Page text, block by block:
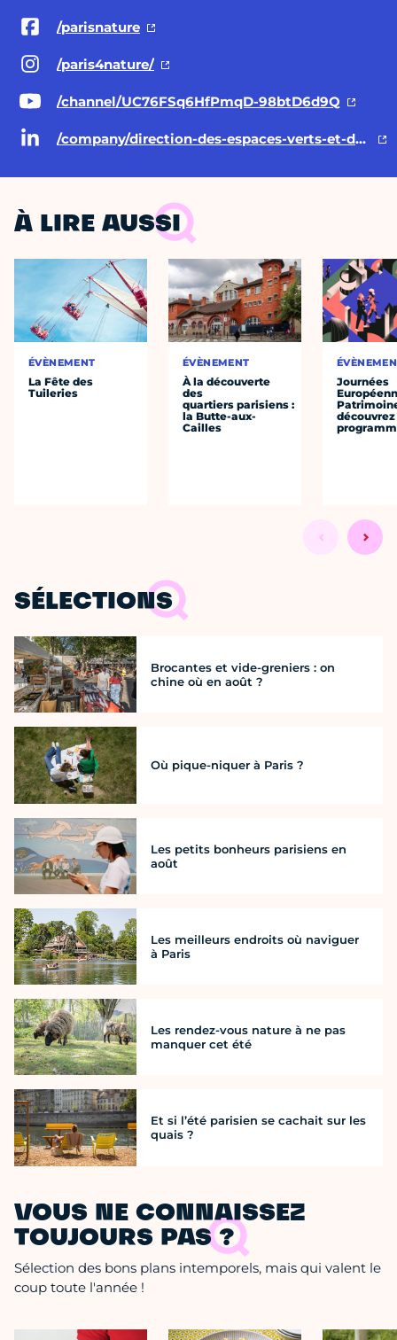
/parisnature
/paris4nature/
/channel/UC76FSq6HfPmqD-98btD6d9Q
/company/direction-des-espaces-verts-et-de-l-environnement-ville-de-paris/posts/
À LIRE AUSSI
ÉVÈNEMENT
La Fête des
Tuileries
ÉVÈNEMENT
À la découverte
des
quartiers parisiens :
la Butte-aux-
Cailles
Journées
SÉLECTIONS
Brocantes et vide-greniers : on
chine où en août ?
Où pique-niquer à Paris ?
Les petits bonheurs parisiens en
août
Les meilleurs endroits où naviguer
à Paris
Les rendez-vous nature à ne pas
manquer cet été
Et si l’été parisien se cachait sur les
quais ?
VOUS NE CONNAISSEZ
TOUJOURS PAS ?
Sélection des bons plans intemporels, mais qui valent le
coup toute l'année !